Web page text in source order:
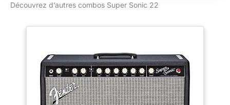
Découvrez d’autres combos Super Sonic 22